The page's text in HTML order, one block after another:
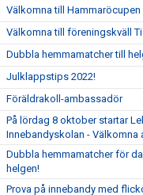
Välkomna till Hammaröcupen
Välkomna till föreningskväll
Dubbla hemmamatcher till
Julklappstips 2022!
Föräldrakoll-ambassadör
På lördag 8 oktober startar
Innebandyskolan - Välkomna
Dubbla hemmamatcher för
helgen!
Prova på innebandy med